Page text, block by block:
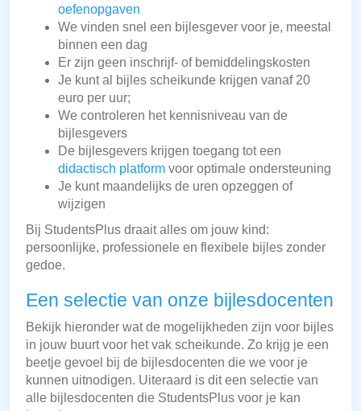
oefenopgaven
We vinden snel een bijlesgever voor je, meestal
binnen een dag
Er zijn geen inschrijf- of bemiddelingskosten
Je kunt al bijles scheikunde krijgen vanaf 20
euro per uur;
We controleren het kennisniveau van de
bijlesgevers
De bijlesgevers krijgen toegang tot een
didactisch platform voor optimale ondersteuning
Je kunt maandelijks de uren opzeggen of
wijzigen
Bij StudentsPlus draait alles om jouw kind:
persoonlijke, professionele en flexibele bijles zonder
gedoe.
Een selectie van onze bijlesdocenten
Bekijk hieronder wat de mogelijkheden zijn voor bijles
in jouw buurt voor het vak scheikunde. Zo krijg je een
beetje gevoel bij de bijlesdocenten die we voor je
kunnen uitnodigen. Uiteraard is dit een selectie van
alle bijlesdocenten die StudentsPlus voor je kan